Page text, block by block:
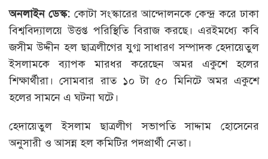
অনলাইন ডেস্ক: কোটা সংস্কারের আন্দোলনকে কেন্দ্র করে ঢাকা
বিশ্ববিদ্যালয়ে উত্তপ্ত পরিস্থিতি বিরাজ করছে। এরইমধ্যে কবি
জসীম উদ্দীন হল ছাত্রলীগের যুগ্ম সাধারণ সম্পাদক হেদায়েতুল
ইসলামকে ব্যাপক মারধর করেছেন অমর একুশে হলের
শিক্ষার্থীরা। সোমবার রাত ১০ টা ৫০ মিনিটে অমর একুশে
হলের সামনে এ ঘটনা ঘটে।
হেদায়েতুল ইসলাম ছাত্রলীগ সভাপতি সাদ্দাম হোসেনের
অনুসারী ও আসন্ন হল কমিটির পদপ্রার্থী নেতা।